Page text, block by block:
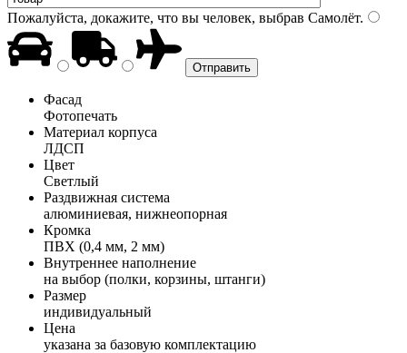
Пожалуйста, докажите, что вы человек, выбрав Самолёт.
Фасад
Фотопечать
Материал корпуса
ЛДСП
Цвет
Светлый
Раздвижная система
алюминиевая, нижнеопорная
Кромка
ПВХ (0,4 мм, 2 мм)
Внутреннее наполнение
на выбор (полки, корзины, штанги)
Размер
индивидуальный
Цена
указана за базовую комплектацию